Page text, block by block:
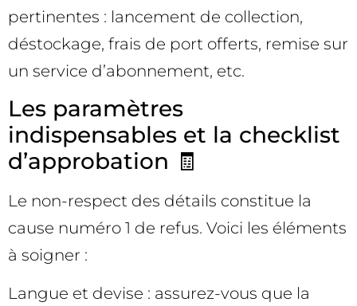
pertinentes : lancement de collection,
déstockage, frais de port offerts, remise sur
un service d’abonnement, etc.
Les paramètres
indispensables et la checklist
d’approbation 🧾
Le non-respect des détails constitue la
cause numéro 1 de refus. Voici les éléments
à soigner :
Langue et devise : assurez-vous que la